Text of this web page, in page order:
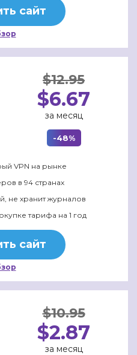
сайт
$12.95
$6.67
за месяц
-48%
VPN на рынке
в 94 странах
не хранит журналов
тарифа на 1 год
сайт
$10.95
$2.87
за месяц